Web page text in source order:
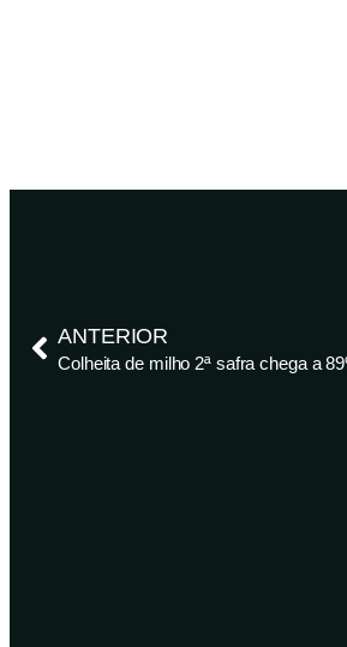
ANTERIOR